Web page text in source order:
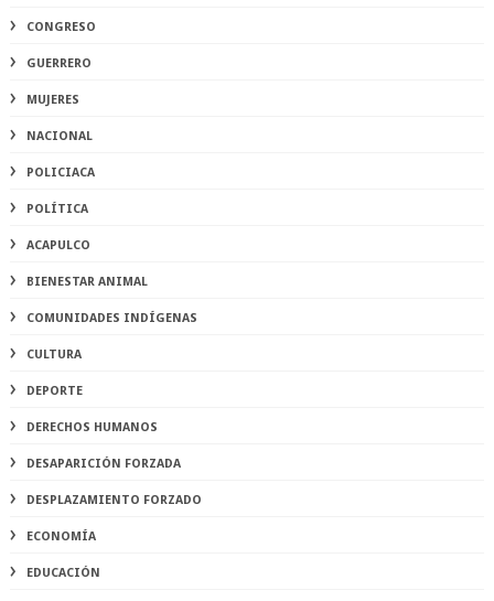
CONGRESO
GUERRERO
MUJERES
NACIONAL
POLICIACA
POLÍTICA
ACAPULCO
BIENESTAR ANIMAL
COMUNIDADES INDÍGENAS
CULTURA
DEPORTE
DERECHOS HUMANOS
DESAPARICIÓN FORZADA
DESPLAZAMIENTO FORZADO
ECONOMÍA
EDUCACIÓN